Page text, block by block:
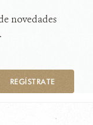
novedades
REGÍSTRATE